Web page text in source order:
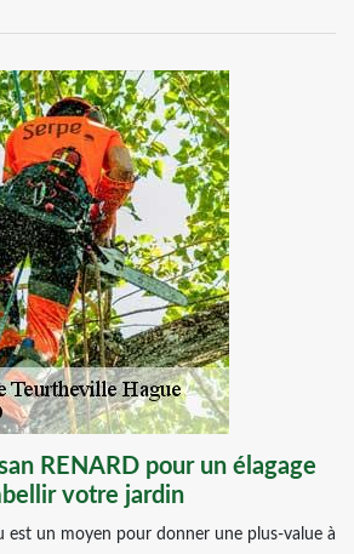
RENARD pour un élagage
votre jardin
est un moyen pour donner une plus-value à